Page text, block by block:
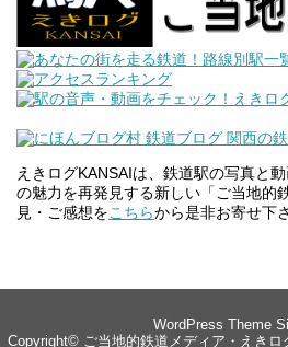
えきログKANSAIは、鉄道駅の写真と
の魅力を再発見する新しい「ご当地的
見・ご感想をこちらから是非お寄せ下
WordPress Theme
Copyright© ご当地的鉄道メディア・えきロ